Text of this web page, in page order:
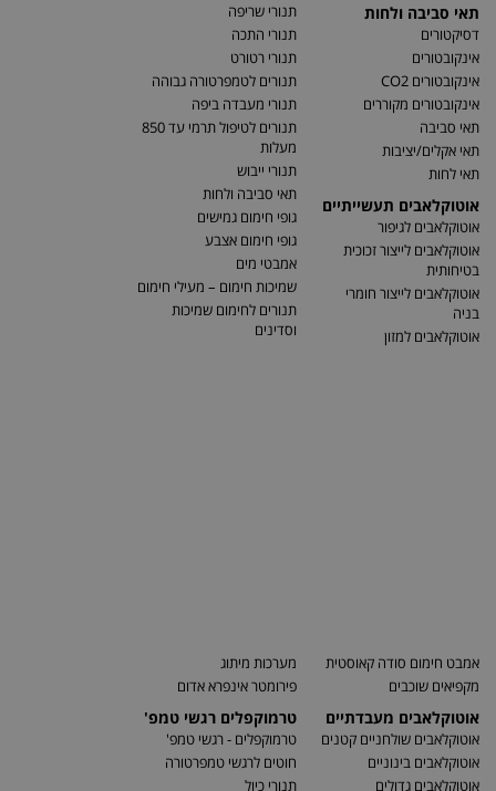
תאי סביבה ולחות
דסיקטורים
אינקובטורים
אינקובטורים CO2
אינקובטורים מקוררים
תאי סביבה
תאי אקלים/יציבות
תאי לחות
אוטוקלאבים תעשייתיים
אוטוקלאבים לגיפור
אוטוקלאבים לייצור זכוכית
בטיחותית
אוטוקלאבים לייצור חומרי
בניה
אוטוקלאבים למזון
תנורי שריפה
תנורי התכה
תנורי רטורט
תנורים לטמפרטורה גבוהה
תנורי מעבדה ביפה
תנורים לטיפול תרמי עד 850
מעלות
תנורי ייבוש
תאי סביבה ולחות
גופי חימום גמישים
גופי חימום אצבע
אמבטי מים
שמיכות חימום – מעילי חימום
תנורים לחימום שמיכות
וסדינים
אמבט חימום סודה קאוסטית
מקפיאים שוכבים
אוטוקלאבים מעבדתיים
אוטוקלאבים שולחניים קטנים
אוטוקלאבים בינוניים
אוטוקלאבים גדולים
מערכות מיתוג
פירומטר אינפרא אדום
טרמוקפלים רגשי טמפ'
טרמוקפלים - רגשי טמפ'
חוטים לרגשי טמפרטורה
תנורי כיול